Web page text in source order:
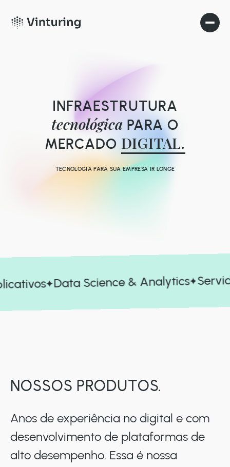
INFRAESTRUTURA
tecnológica PARA O
TECNOLOGIA PARA SUA EMPRESA IR LONGE
MERCADO DIGITAL.
Data Science & Analytics
NOSSOS PRODUTOS.
Anos de experiência no digital e com
desenvolvimento de plataformas de
alto desempenho. Essa é nossa